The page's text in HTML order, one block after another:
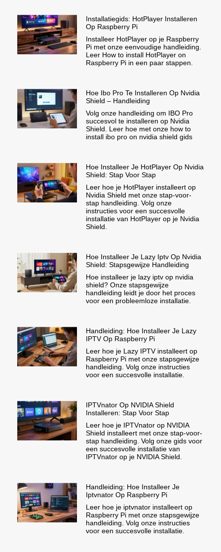
Installatiegids: HotPlayer Installeren
Op Raspberry Pi
Installeer HotPlayer op je Raspberry
Pi met onze eenvoudige handleiding.
Leer How to install HotPlayer on
Raspberry Pi in een paar stappen.
Hoe Ibo Pro Te Installeren Op Nvidia
Shield – Handleiding
Volg onze handleiding om IBO Pro
succesvol te installeren op Nvidia
Shield. Leer hoe met onze how to
install ibo pro on nvidia shield gids
Hoe Installeer Je HotPlayer Op Nvidia
Shield: Stap Voor Stap
Leer hoe je HotPlayer installeert op
Nvidia Shield met onze stap-voor-
stap handleiding. Volg onze
instructies voor een succesvolle
installatie van HotPlayer op je Nvidia
Shield.
Hoe Installeer Je Lazy Iptv Op Nvidia
Shield: Stapsgewijze Handleiding
Hoe installeer je lazy iptv op nvidia
shield? Onze stapsgewijze
handleiding leidt je door het proces
voor een probleemloze installatie.
Handleiding: Hoe Installeer Je Lazy
IPTV Op Raspberry Pi
Leer hoe je Lazy IPTV installeert op
Raspberry Pi met onze stapsgewijze
handleiding. Volg onze instructies
voor een succesvolle installatie.
IPTVnator Op NVIDIA Shield
Installeren: Stap Voor Stap
Leer hoe je IPTVnator op NVIDIA
Shield installeert met onze stap-voor-
stap handleiding. Volg onze gids voor
een succesvolle installatie van
IPTVnator op je NVIDIA Shield.
Handleiding: Hoe Installeer Je
Iptvnator Op Raspberry Pi
Leer hoe je iptvnator installeert op
Raspberry Pi met onze stapsgewijze
handleiding. Volg onze instructies
voor een succesvolle installatie.